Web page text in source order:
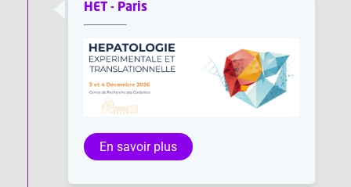
HET - Paris
En savoir plus